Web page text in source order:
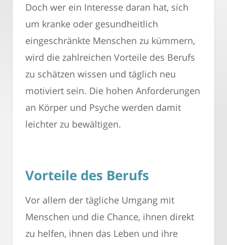
Doch wer ein Interesse daran hat, sich
um kranke oder gesundheitlich
eingeschränkte Menschen zu kümmern,
wird die zahlreichen Vorteile des Berufs
zu schätzen wissen und täglich neu
motiviert sein. Die hohen Anforderungen
an Körper und Psyche werden damit
leichter zu bewältigen.
Vorteile des Berufs
Vor allem der tägliche Umgang mit
Menschen und die Chance, ihnen direkt
zu helfen, ihnen das Leben und ihre